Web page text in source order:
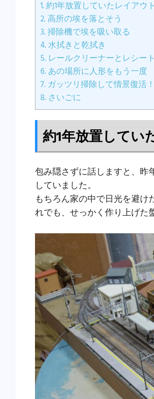
1.約1年放置していたレイアウ
2.高所の埃を落とそう
3.掃除機で埃を吸い取る
4.水拭きと乾拭き
5. レールクリーナーとレシー
6.あの場所に人形をもう一度
7. ガッツリ掃除して情景復活！
8. さいごに
約1年放置してい
包み隠さずに話しますと、昨
していました。
もちろん家の中で日光を避
れでも、せっかく作り上げた